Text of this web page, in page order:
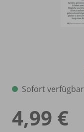
Sofort verfügbar
4,99 €